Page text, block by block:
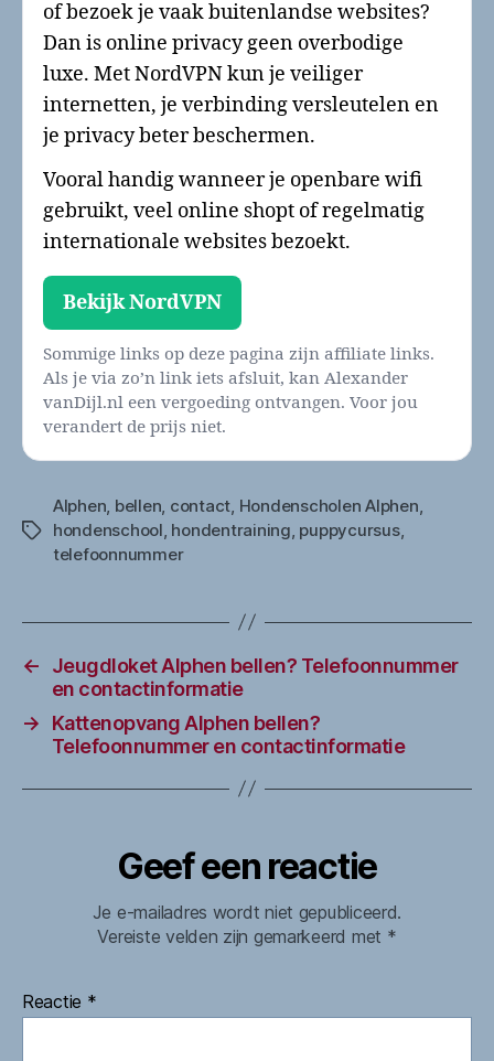
of bezoek je vaak buitenlandse websites?
Dan is online privacy geen overbodige
luxe. Met NordVPN kun je veiliger
internetten, je verbinding versleutelen en
je privacy beter beschermen.
Vooral handig wanneer je openbare wifi
gebruikt, veel online shopt of regelmatig
internationale websites bezoekt.
Bekijk NordVPN
Sommige links op deze pagina zijn affiliate links.
Als je via zo’n link iets afsluit, kan Alexander
vanDijl.nl een vergoeding ontvangen. Voor jou
verandert de prijs niet.
Tags
Alphen bellen contact Hondenscholen Alphen
hondenschool hondentraining puppycursus,
telefoonnummer
←
Jeugdloket Alphen bellen? Telefoonnummer
en contactinformatie
→
Kattenopvang Alphen bellen?
Telefoonnummer en contactinformatie
Geef een reactie
Je e-mailadres wordt niet gepubliceerd.
Vereiste velden zijn gemarkeerd met *
Reactie *